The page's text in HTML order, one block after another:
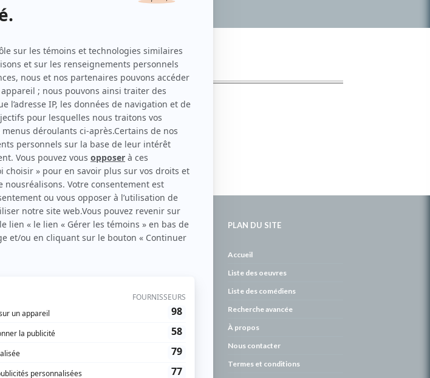
Croix)
qu’on surnomme parfois «l’encyclopédie de
On peut l’entendre régulièrement
PLAN DU SITE
Accueil
Liste des oeuvres
Liste des comédiens
Recherche avancée
À propos
Nous contacter
Termes et conditions